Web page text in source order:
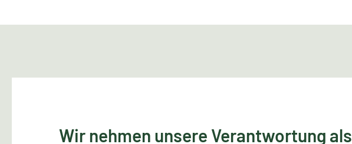
Wir nehmen unsere Verantwortung als